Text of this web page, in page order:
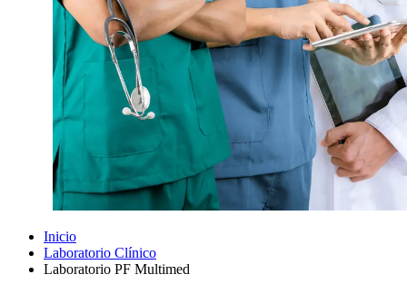
Inicio
Laboratorio Clínico
Laboratorio PF Multimed